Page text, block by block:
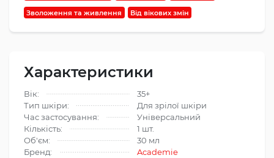
Зволоження та живлення Від вікових змін
Характеристики
Вік:
35+
Тип шкіри:
Для зрілої шкіри
Час застосування:
Універсальний
Кількість:
1 шт.
Об'єм:
30 мл
Бренд:
Academie